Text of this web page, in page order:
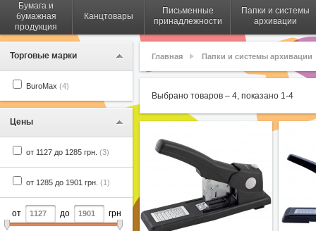
Бумага и
бумажная
продукция
Канцтовары
Письменные
принадлежности
Папки и системы
архивации
Торговые марки
BuroMax (4)
Цены
от 1127 до 1285 грн. (3)
от 1285 до 1901 грн. (1)
от до грн
Главная Папки и системы архивации
Выбрано товаров – 4, показано 1-4